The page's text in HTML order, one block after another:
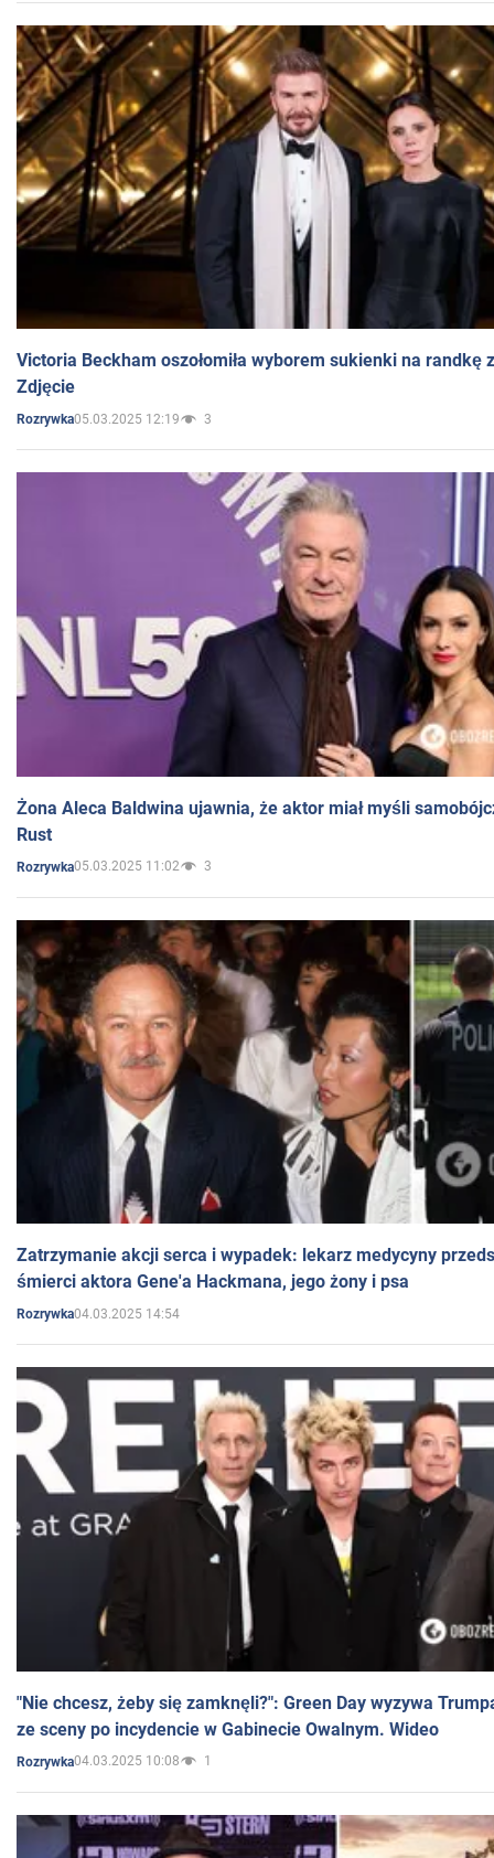
Victoria Beckham oszołomiła wyborem sukienki na randkę
Zdjęcie
Rozrywka05.03.2025 12:19 3
Żona Aleca Baldwina ujawnia, że aktor miał myśli
Rust
Rozrywka05.03.2025 11:02 3
Zatrzymanie akcji serca i wypadek: lekarz medycyny
śmierci aktora Gene'a Hackmana, jego żony i psa
Rozrywka04.03.2025 14:54
"Nie chcesz, żeby się zamknęli?": Green Day wyzywa
ze sceny po incydencie w Gabinecie Owalnym. Wideo
Rozrywka04.03.2025 10:08 1